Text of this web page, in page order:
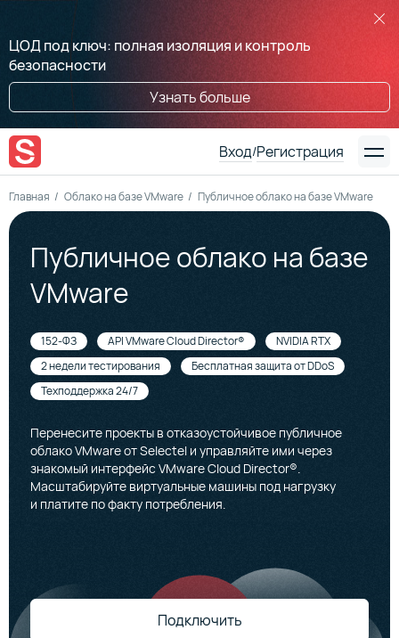
ЦОД под ключ: полная изоляция и контроль
безопасности
Узнать больше
Вход/Регистрация
Главная Облако на базе VMware Публичное облако на базе VMware
Публичное облако на базе
VMware
Перенесите проекты в отказоустойчивое публичное
облако VMware от Selectel и управляйте ими через
знакомый интерфейс VMware Cloud Director®.
Масштабируйте виртуальные машины под нагрузку
и платите по факту потребления.
Подключить
152-ФЗ API VMware Cloud Director®
NVIDIA RTX
2 недели тестирования
Бесплатная защита от DDoS
Техподдержка 24/7